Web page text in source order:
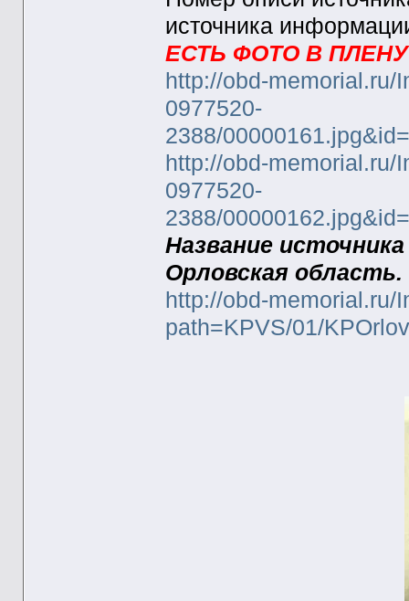
источника
ЕСТЬ ФОТО В ПЛЕНУ
http://obd-memorial.ru/
0977520-
2388/
http://obd-memorial.ru/
0977520-
2388/
Название
Орловская область.
http://obd-memorial.ru/
path=KPVS/01/